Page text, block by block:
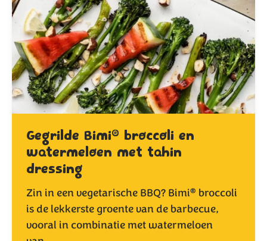
Gegrilde Bimi® broccoli en
watermeloen met tahin
dressing
Zin in een vegetarische BBQ? Bimi® broccoli
is de lekkerste groente van de barbecue,
vooral in combinatie met watermeloen